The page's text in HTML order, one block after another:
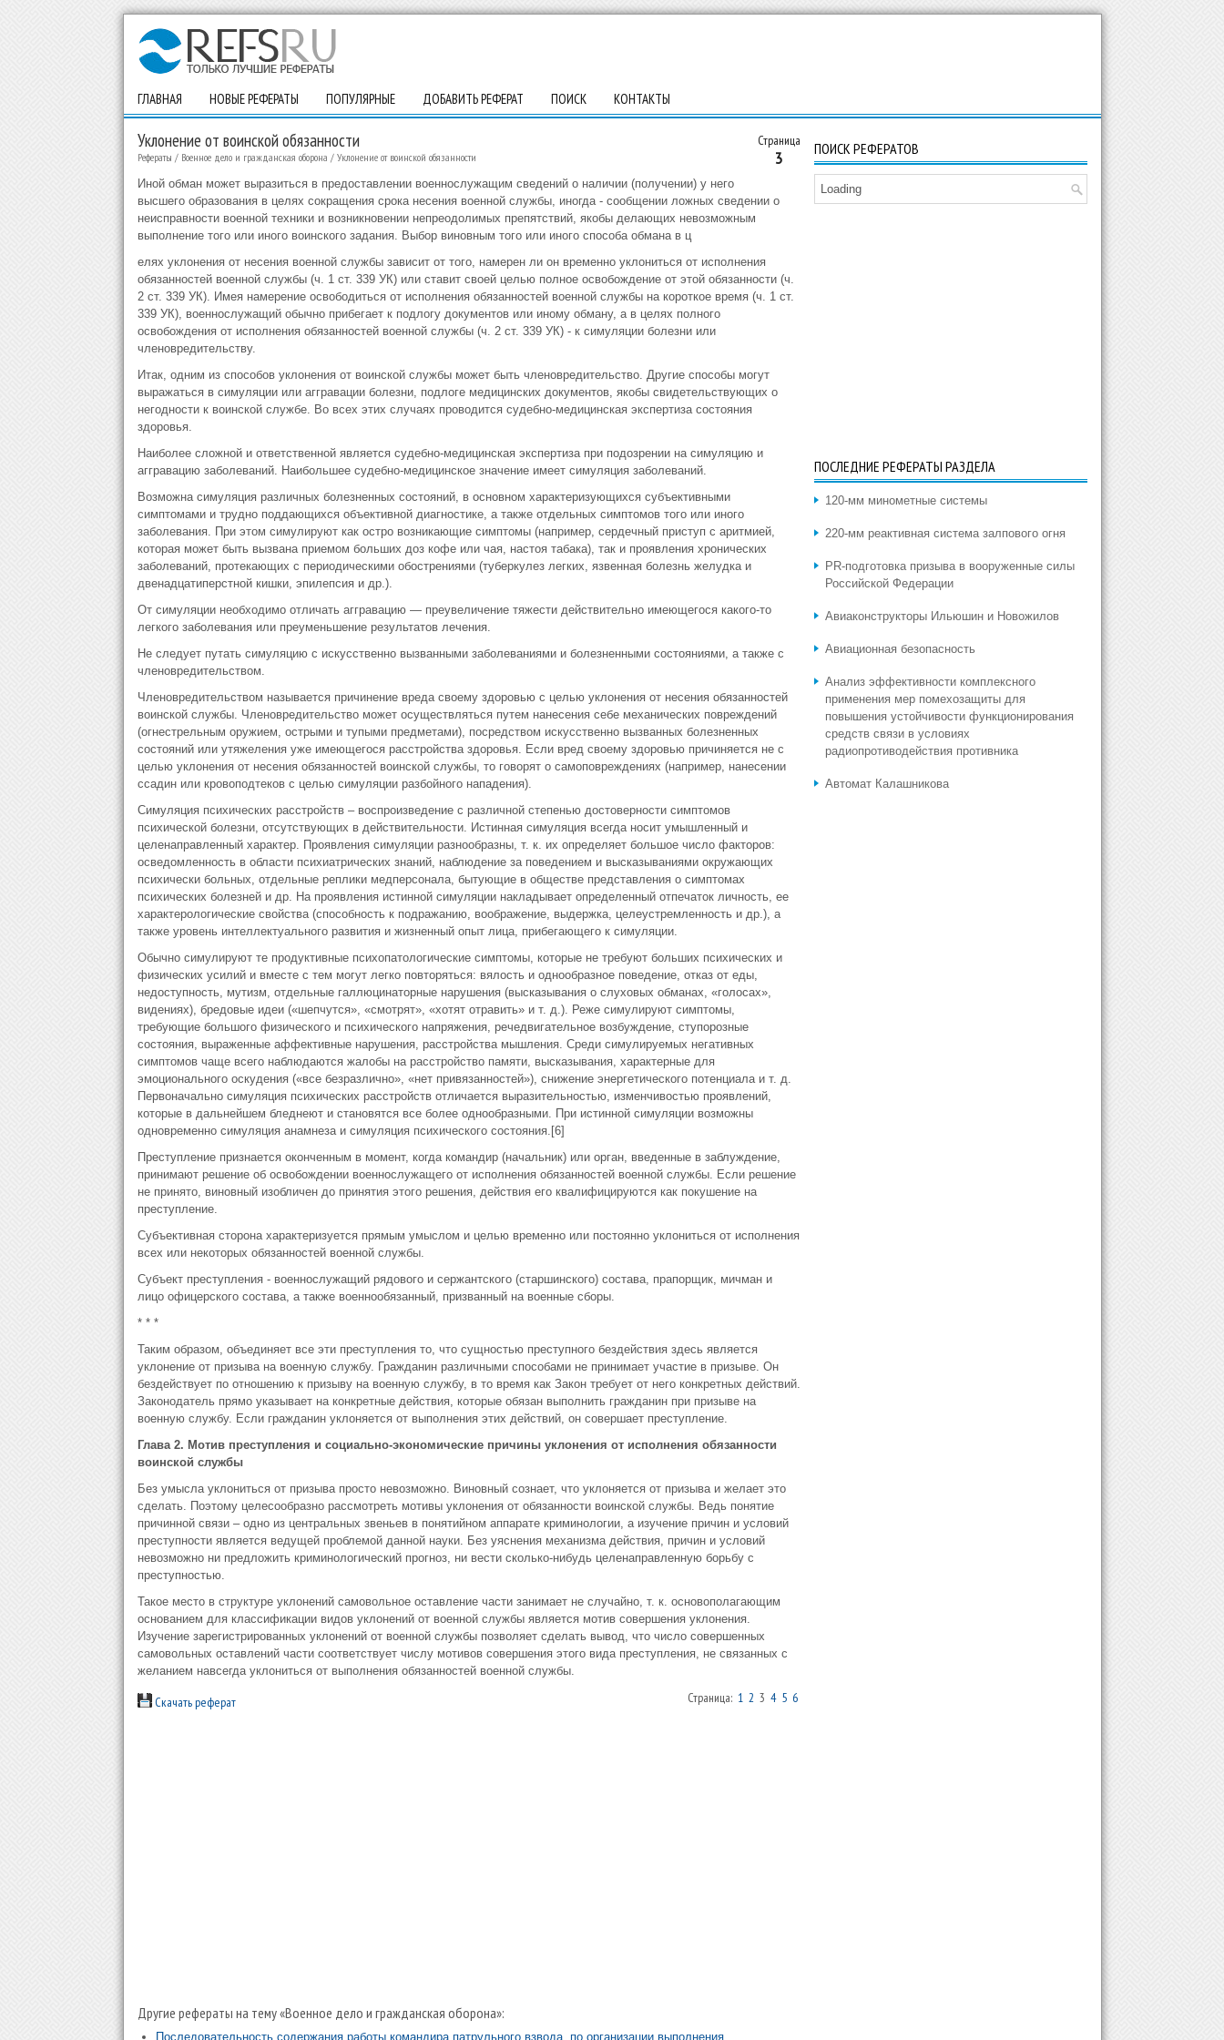
ГЛАВНАЯ НОВЫЕ РЕФЕРАТЫ ПОПУЛЯРНЫЕ ДОБАВИТЬ РЕФЕРАТ ПОИСК КОНТАКТЫ
Страница
3
Уклонение от воинской обязанности
Рефераты / Военное дело и гражданская оборона / Уклонение от воинской обязанности
Иной обман может выразиться в предоставлении военнослужащим сведений о наличии (получении) у него
высшего образования в целях сокращения срока несения военной службы, иногда - сообщении ложных сведении о
неисправности военной техники и возникновении непреодолимых препятствий, якобы делающих невозможным
выполнение того или иного воинского задания. Выбор виновным того или иного способа обмана в ц
елях уклонения от несения военной службы зависит от того, намерен ли он временно уклониться от исполнения
обязанностей военной службы (ч. 1 ст. 339 УК) или ставит своей целью полное освобождение от этой обязанности (ч.
2 ст. 339 УК). Имея намерение освободиться от исполнения обязанностей военной службы на короткое время (ч. 1 ст.
339 УК), военнослужащий обычно прибегает к подлогу документов или иному обману, а в целях полного
освобождения от исполнения обязанностей военной службы (ч. 2 ст. 339 УК) - к симуляции болезни или
членовредительству.
Итак, одним из способов уклонения от воинской службы может быть членовредительство. Другие способы могут
выражаться в симуляции или аггравации болезни, подлоге медицинских документов, якобы свидетельствующих о
негодности к воинской службе. Во всех этих случаях проводится судебно-медицинская экспертиза состояния
здоровья.
Наиболее сложной и ответственной является судебно-медицинская экспертиза при подозрении на симуляцию и
аггравацию заболеваний. Наибольшее судебно-медицинское значение имеет симуляция заболеваний.
Возможна симуляция различных болезненных состояний, в основном характеризующихся субъективными
симптомами и трудно поддающихся объективной диагностике, а также отдельных симптомов того или иного
заболевания. При этом симулируют как остро возникающие симптомы (например, сердечный приступ с аритмией,
которая может быть вызвана приемом больших доз кофе или чая, настоя табака), так и проявления хронических
заболеваний, протекающих с периодическими обострениями (туберкулез легких, язвенная болезнь желудка и
двенадцатиперстной кишки, эпилепсия и др.).
От симуляции необходимо отличать аггравацию — преувеличение тяжести действительно имеющегося какого-то
легкого заболевания или преуменьшение результатов лечения.
Не следует путать симуляцию с искусственно вызванными заболеваниями и болезненными состояниями, а также с
членовредительством.
Членовредительством называется причинение вреда своему здоровью с целью уклонения от несения обязанностей
воинской службы. Членовредительство может осуществляться путем нанесения себе механических повреждений
(огнестрельным оружием, острыми и тупыми предметами), посредством искусственно вызванных болезненных
состояний или утяжеления уже имеющегося расстройства здоровья. Если вред своему здоровью причиняется не с
целью уклонения от несения обязанностей воинской службы, то говорят о самоповреждениях (например, нанесении
ссадин или кровоподтеков с целью симуляции разбойного нападения).
Симуляция психических расстройств – воспроизведение с различной степенью достоверности симптомов
психической болезни, отсутствующих в действительности. Истинная симуляция всегда носит умышленный и
целенаправленный характер. Проявления симуляции разнообразны, т. к. их определяет большое число факторов:
осведомленность в области психиатрических знаний, наблюдение за поведением и высказываниями окружающих
психически больных, отдельные реплики медперсонала, бытующие в обществе представления о симптомах
психических болезней и др. На проявления истинной симуляции накладывает определенный отпечаток личность, ее
характерологические свойства (способность к подражанию, воображение, выдержка, целеустремленность и др.), а
также уровень интеллектуального развития и жизненный опыт лица, прибегающего к симуляции.
Обычно симулируют те продуктивные психопатологические симптомы, которые не требуют больших психических и
физических усилий и вместе с тем могут легко повторяться: вялость и однообразное поведение, отказ от еды,
недоступность, мутизм, отдельные галлюцинаторные нарушения (высказывания о слуховых обманах, «голосах»,
видениях), бредовые идеи («шепчутся», «смотрят», «хотят отравить» и т. д.). Реже симулируют симптомы,
требующие большого физического и психического напряжения, речедвигательное возбуждение, ступорозные
состояния, выраженные аффективные нарушения, расстройства мышления. Среди симулируемых негативных
симптомов чаще всего наблюдаются жалобы на расстройство памяти, высказывания, характерные для
эмоционального оскудения («все безразлично», «нет привязанностей»), снижение энергетического потенциала и т. д.
Первоначально симуляция психических расстройств отличается выразительностью, изменчивостью проявлений,
которые в дальнейшем бледнеют и становятся все более однообразными. При истинной симуляции возможны
одновременно симуляция анамнеза и симуляция психического состояния.[6]
Преступление признается оконченным в момент, когда командир (начальник) или орган, введенные в заблуждение,
принимают решение об освобождении военнослужащего от исполнения обязанностей военной службы. Если решение
не принято, виновный изобличен до принятия этого решения, действия его квалифицируются как покушение на
преступление.
Субъективная сторона характеризуется прямым умыслом и целью временно или постоянно уклониться от исполнения
всех или некоторых обязанностей военной службы.
Субъект преступления - военнослужащий рядового и сержантского (старшинского) состава, прапорщик, мичман и
лицо офицерского состава, а также военнообязанный, призванный на военные сборы.
* * *
Таким образом, объединяет все эти преступления то, что сущностью преступного бездействия здесь является
уклонение от призыва на военную службу. Гражданин различными способами не принимает участие в призыве. Он
бездействует по отношению к призыву на военную службу, в то время как Закон требует от него конкретных действий.
Законодатель прямо указывает на конкретные действия, которые обязан выполнить гражданин при призыве на
военную службу. Если гражданин уклоняется от выполнения этих действий, он совершает преступление.
Глава 2. Мотив преступления и социально-экономические причины уклонения от исполнения обязанности
воинской службы
Без умысла уклониться от призыва просто невозможно. Виновный сознает, что уклоняется от призыва и желает это
сделать. Поэтому целесообразно рассмотреть мотивы уклонения от обязанности воинской службы. Ведь понятие
причинной связи – одно из центральных звеньев в понятийном аппарате криминологии, а изучение причин и условий
преступности является ведущей проблемой данной науки. Без уяснения механизма действия, причин и условий
невозможно ни предложить криминологический прогноз, ни вести сколько-нибудь целенаправленную борьбу с
преступностью.
Такое место в структуре уклонений самовольное оставление части занимает не случайно, т. к. основополагающим
основанием для классификации видов уклонений от военной службы является мотив совершения уклонения.
Изучение зарегистрированных уклонений от военной службы позволяет сделать вывод, что число совершенных
самовольных оставлений части соответствует числу мотивов совершения этого вида преступления, не связанных с
желанием навсегда уклониться от выполнения обязанностей военной службы.
Скачать реферат Страница: 1 2 3 4 5 6
Другие рефераты на тему «Военное дело и гражданская оборона»:
Последовательность содержания работы командира патрульного взвода, по организации выполнения
ПОИСК РЕФЕРАТОВ
Loading
ПОСЛЕДНИЕ РЕФЕРАТЫ РАЗДЕЛА
120-мм минометные системы
220-мм реактивная система залпового огня
PR-подготовка призыва в вооруженные силы
Российской Федерации
Авиаконструкторы Ильюшин и Новожилов
Авиационная безопасность
Анализ эффективности комплексного
применения мер помехозащиты для
повышения устойчивости функционирования
средств связи в условиях
радиопротиводействия противника
Автомат Калашникова